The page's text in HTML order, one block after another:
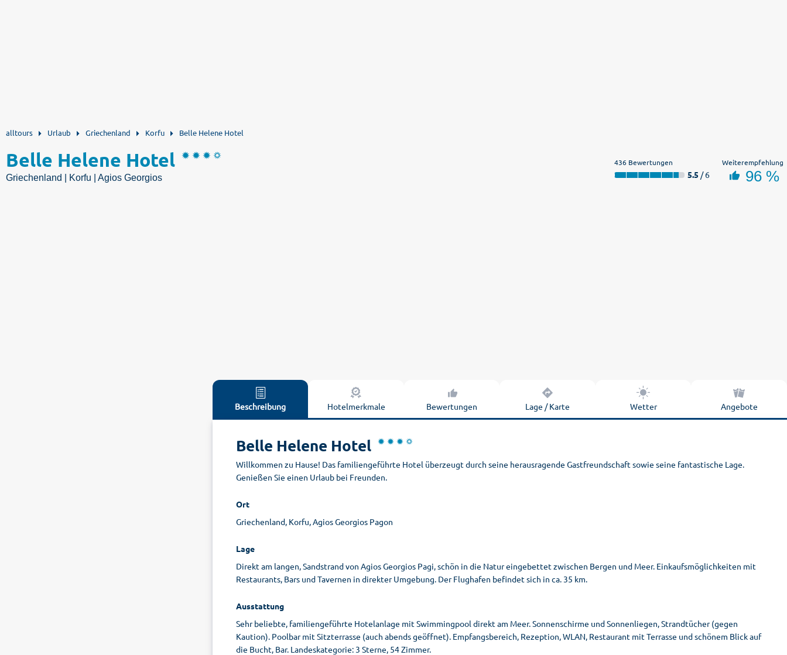
alltours Urlaub Griechenland Korfu Belle Helene Hotel
Belle Helene Hotel
Griechenland | Korfu | Agios Georgios
436 Bewertungen
5.5 / 6
Weiterempfehlung
96 %
Beschreibung Hotelmerkmale Bewertungen Lage / Karte Wetter Angebote
Belle Helene Hotel
Willkommen zu Hause! Das familiengeführte Hotel überzeugt durch seine herausragende Gastfreundschaft sowie seine fantastische Lage.
Genießen Sie einen Urlaub bei Freunden.
Ort
Griechenland, Korfu, Agios Georgios Pagon
Lage
Direkt am langen, Sandstrand von Agios Georgios Pagi, schön in die Natur eingebettet zwischen Bergen und Meer. Einkaufsmöglichkeiten mit
Restaurants, Bars und Tavernen in direkter Umgebung. Der Flughafen befindet sich in ca. 35 km.
Ausstattung
Sehr beliebte, familiengeführte Hotelanlage mit Swimmingpool direkt am Meer. Sonnenschirme und Sonnenliegen, Strandtücher (gegen
Kaution). Poolbar mit Sitzterrasse (auch abends geöffnet). Empfangsbereich, Rezeption, WLAN, Restaurant mit Terrasse und schönem Blick auf
die Bucht, Bar. Landeskategorie: 3 Sterne, 54 Zimmer.